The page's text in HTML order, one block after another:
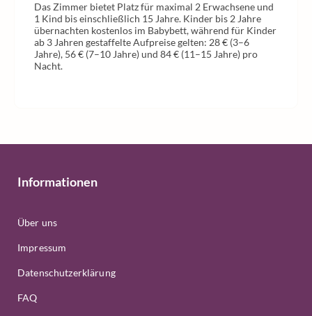
Das Zimmer bietet Platz für maximal 2 Erwachsene und
1 Kind bis einschließlich 15 Jahre. Kinder bis 2 Jahre
übernachten kostenlos im Babybett, während für Kinder
ab 3 Jahren gestaffelte Aufpreise gelten: 28 € (3–6
Jahre), 56 € (7–10 Jahre) und 84 € (11–15 Jahre) pro
Nacht.
Informationen
Über uns
Impressum
Datenschutzerklärung
FAQ